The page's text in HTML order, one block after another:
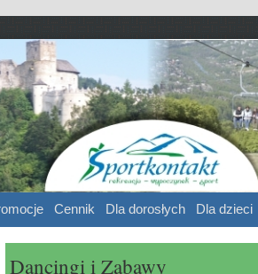
sport
Cennik Dla dorosłych Dla dzieci
Dancingi i Zabawy